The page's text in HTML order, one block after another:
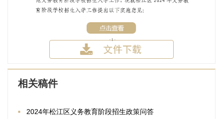
相关稿件
2024年松江区义务教育阶段招生政策问答